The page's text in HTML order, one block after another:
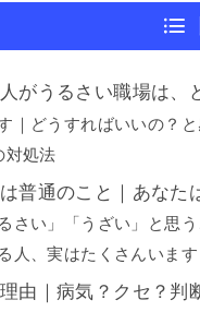
がうるさい職場は、
｜どうすればいいの？
対処法
普通のこと｜あなた
さい」「うざい」と思
人、実はたくさんいます
由｜病気？クセ？判